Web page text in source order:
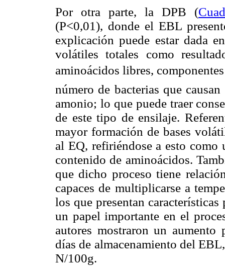
Por otra parte, la DPB (
(P<0,01), donde el EBL
explicación puede estar dada
volátiles totales como
aminoácidos libres,
número de bacterias que
amonio; lo que puede traer
de este tipo de ensilaje.
mayor formación de bases
al EQ, refiriéndose a esto como
contenido de aminoácidos.
que dicho proceso tiene
capaces de multiplicarse a
los que presentan
un papel importante en el
autores mostraron un
días de almacenamiento del
N/100g.